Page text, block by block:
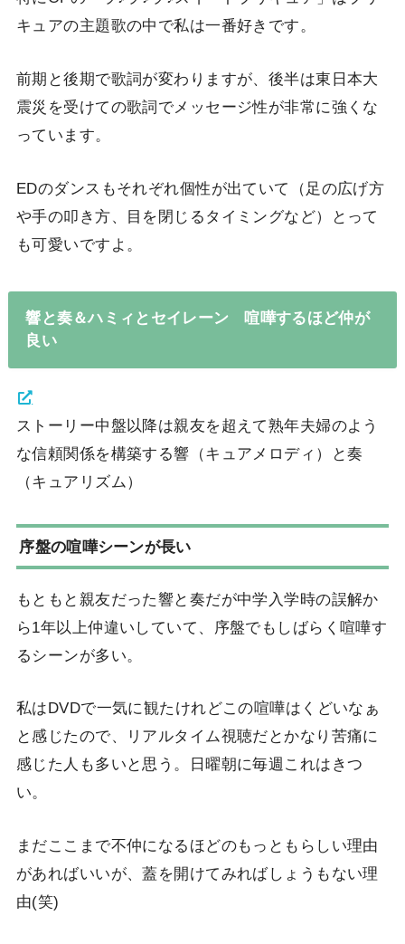
キュアの主題歌の中で私は一番好きです。
前期と後期で歌詞が変わりますが、後半は東日本大
震災を受けての歌詞でメッセージ性が非常に強くな
っています。
EDのダンスもそれぞれ個性が出ていて（足の広げ方
や手の叩き方、目を閉じるタイミングなど）とって
も可愛いですよ。
響と奏＆ハミィとセイレーン 喧嘩するほど仲が
良い
ストーリー中盤以降は親友を超えて熟年夫婦のよう
な信頼関係を構築する響（キュアメロディ）と奏
（キュアリズム）
序盤の喧嘩シーンが長い
もともと親友だった響と奏だが中学入学時の誤解か
ら1年以上仲違いしていて、序盤でもしばらく喧嘩す
るシーンが多い。
私はDVDで一気に観たけれどこの喧嘩はくどいなぁ
と感じたので、リアルタイム視聴だとかなり苦痛に
感じた人も多いと思う。日曜朝に毎週これはきつ
い。
まだここまで不仲になるほどのもっともらしい理由
があればいいが、蓋を開けてみればしょうもない理
由(笑)